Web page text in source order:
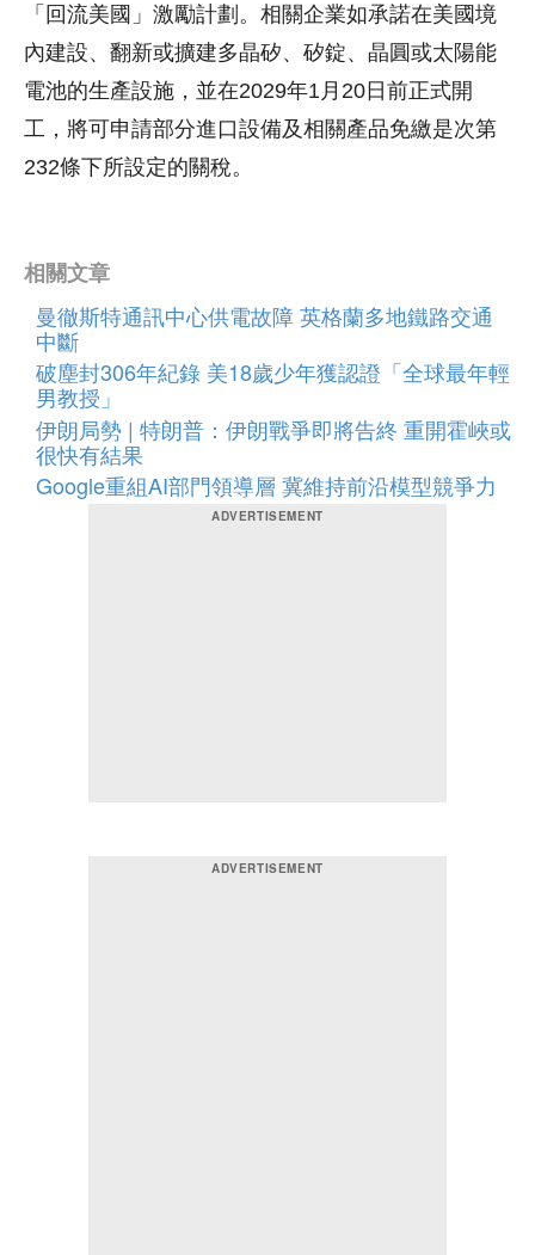
「回流美國」激勵計劃。相關企業如承諾在美國境
內建設、翻新或擴建多晶矽、矽錠、晶圓或太陽能
電池的生產設施，並在2029年1月20日前正式開
工，將可申請部分進口設備及相關產品免繳是次第
232條下所設定的關稅。
相關文章
曼徹斯特通訊中心供電故障 英格蘭多地鐵路交通
中斷
破塵封306年紀錄 美18歲少年獲認證「全球最年輕
男教授」
伊朗局勢 | 特朗普：伊朗戰爭即將告終 重開霍峽或
很快有結果
Google重組AI部門領導層 冀維持前沿模型競爭力